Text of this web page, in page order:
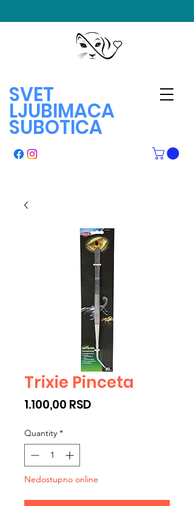
SVET
LJUBIMACA
SUBOTICA
Trixie Pinceta
1.100,00 RSD
Quantity *
Nedostupno online